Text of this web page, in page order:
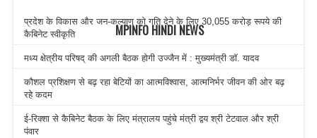
MPINFO HINDI NEWS
प्रदेश के विकास और जन-कल्याण को गति देने के लिए 30,055 करोड़ रूपये की
कैबिनेट स्वीकृति
मध्य क्षेत्रीय परिषद् की अगली बैठक होगी उज्जैन में : मुख्यमंत्री डॉ. यादव
कौशल प्रशिक्षण से बढ़ रहा बेटियों का आत्मविश्वास, आत्मनिर्भर जीवन की ओर बढ़
रहे कदम
ई-रिक्शा से कैबिनेट बैठक के लिए मंत्रालय पहुंचे मंत्री द्वय श्री टेटवाल और श्री
पंवार